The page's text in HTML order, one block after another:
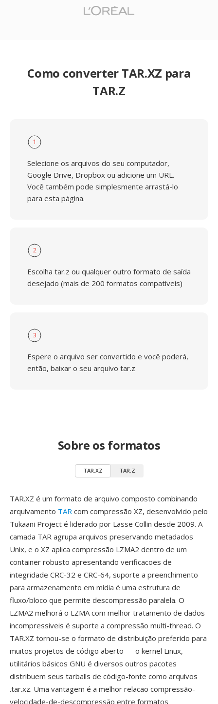
Como converter TAR.XZ para
TAR.Z
1
Selecione os arquivos do seu computador,
Google Drive, Dropbox ou adicione um URL.
Você também pode simplesmente arrastá-lo
para esta página.
2
Escolha tar.z ou qualquer outro formato de saída
desejado (mais de 200 formatos compatíveis)
3
Espere o arquivo ser convertido e você poderá,
então, baixar o seu arquivo tar.z
Sobre os formatos
TAR.XZ TAR.Z
TAR.XZ é um formato de arquivo composto combinando
arquivamento TAR com compressão XZ, desenvolvido pelo
Tukaani Project é liderado por Lasse Collin desde 2009. A
camada TAR agrupa arquivos preservando metadados
Unix, e o XZ aplica compressão LZMA2 dentro de um
container robusto apresentando verificacoes de
integridade CRC-32 e CRC-64, suporte a preenchimento
para armazenamento em mídia é uma estrutura de
fluxo/bloco que permite descompressão paralela. O
LZMA2 melhorá o LZMA com melhor tratamento de dados
incompressiveis é suporte a compressão multi-thread. O
TAR.XZ tornou-se o formato de distribuição preferido para
muitos projetos de código aberto — o kernel Linux,
utilitários básicos GNU é diversos outros pacotes
distribuem seus tarballs de código-fonte como arquivos
.tar.xz. Uma vantagem é a melhor relacao compressão-
velocidade-de-descompressão entre formatos